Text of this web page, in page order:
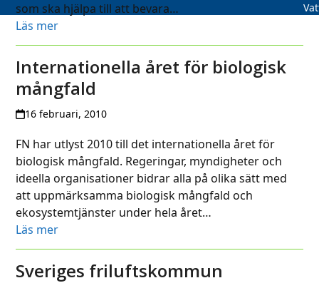
som ska hjälpa till att bevara…
Läs mer
Internationella året för biologisk
mångfald
16 februari, 2010
FN har utlyst 2010 till det internationella året för
biologisk mångfald. Regeringar, myndigheter och
ideella organisationer bidrar alla på olika sätt med
att uppmärksamma biologisk mångfald och
ekosystemtjänster under hela året…
Läs mer
Sveriges friluftskommun